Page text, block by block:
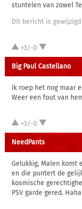
stuntelen van zowel
Dit bericht is gewijzigd
+3/-0
Big Paul Castellano
Ik roep het nog maar
Weer een fout van
+3/-0
NeedPants
Gelukkig, Malen komt
en die puntert de
kosmische
PSV garde gered.